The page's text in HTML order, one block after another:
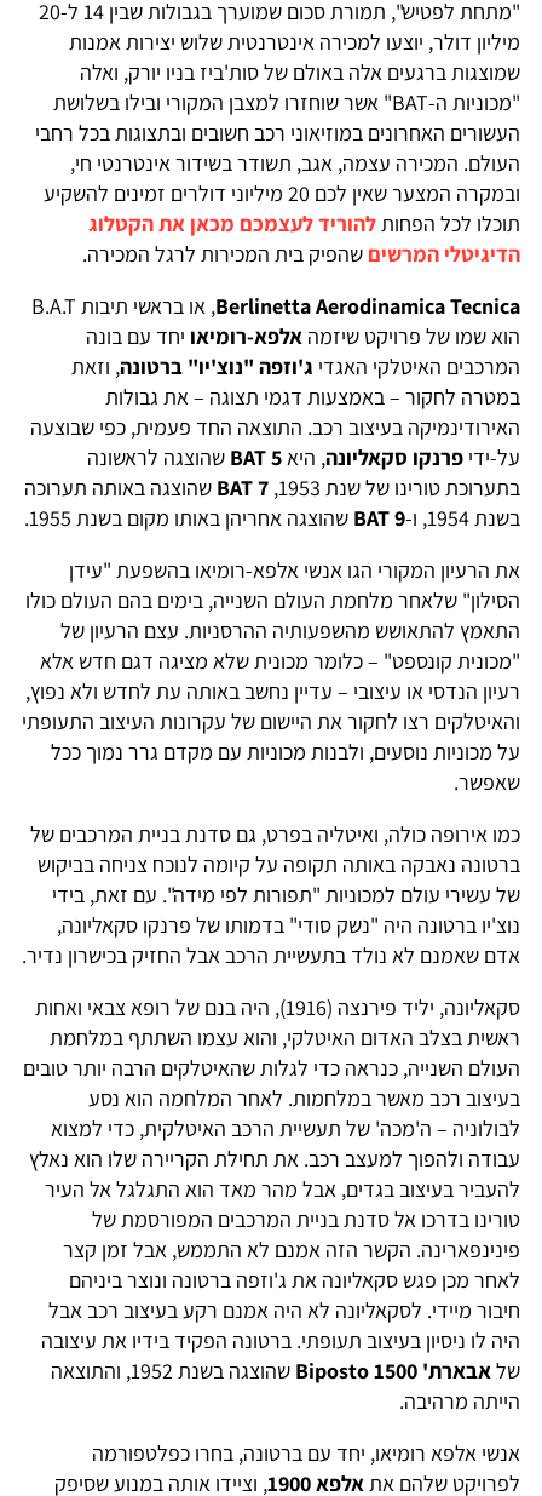
"מתחת לפטיש", תמורת סכום שמוערך בגבולות שבין 14 ל-20
מיליון דולר, יוצעו למכירה אינטרנטית שלוש יצירות אמנות
שמוצגות ברגעים אלה באולם של סות'ביז בניו יורק, ואלה
"מכוניות ה-BAT" אשר שוחזרו למצבן המקורי ובילו בשלושת
העשורים האחרונים במוזיאוני רכב חשובים ובתצוגות בכל רחבי
העולם. המכירה עצמה, אגב, תשודר בשידור אינטרנטי חי,
ובמקרה המצער שאין לכם 20 מיליוני דולרים זמינים להשקיע
תוכלו לכל הפחותלהוריד לעצמכם מכאן את הקטלוג
הדיגיטלי המרשים שהפיק בית המכירות לרגל המכירה.
Berlinetta Aerodinamica Tecnica
, או בראשי תיבות B.A.T
הוא שמו של פרויקט שיזמה אלפא-רומיאו יחד עם בונה
המרכבים האיטלקי האגדי ג'וזפה "נוצ'יו" ברטונה, וזאת
במטרה לחקור – באמצעות דגמי תצוגה – את גבולות
האירודינמיקה בעיצוב רכב. התוצאה החד פעמית, כפי שבוצעה
על-ידי פרנקו סקאליונה, היאBAT 5 שהוצגה לראשונה
בתערוכת טורינו של שנת 1953,
BAT 7 שהוצגה באותה תערוכה
בשנת 1954, ו-
BAT 9 שהוצגה אחריהן באותו מקום בשנת 1955.
את הרעיון המקורי הגו אנשי אלפא-רומיאו בהשפעת "עידן
הסילון" שלאחר מלחמת העולם השנייה, בימים בהם העולם כולו
התאמץ להתאושש מהשפעותיה ההרסניות. עצם הרעיון של
"מכונית קונספט" – כלומר מכונית שלא מציגה דגם חדש אלא
רעיון הנדסי או עיצובי – עדיין נחשב באותה עת לחדש ולא נפוץ,
והאיטלקים רצו לחקור את היישום של עקרונות העיצוב התעופתי
על מכוניות נוסעים, ולבנות מכוניות עם מקדם גרר נמוך ככל
שאפשר.
כמו אירופה כולה, ואיטליה בפרט, גם סדנת בניית המרכבים של
ברטונה נאבקה באותה תקופה על קיומה לנוכח צניחה בביקוש
של עשירי עולם למכוניות "תפורות לפי מידה". עם זאת, בידי
נוצ'יו ברטונה היה "נשק סודי" בדמותו של פרנקו סקאליונה,
אדם שאמנם לא נולד בתעשיית הרכב אבל החזיק בכישרון נדיר.
סקאליונה, יליד פירנצה (1916), היה בנם של רופא צבאי ואחות
ראשית בצלב האדום האיטלקי, והוא עצמו השתתף במלחמת
העולם השנייה, כנראה כדי לגלות שהאיטלקים הרבה יותר טובים
בעיצוב רכב מאשר במלחמות. לאחר המלחמה הוא נסע
לבולוניה – ה'מכה' של תעשיית הרכב האיטלקית, כדי למצוא
עבודה ולהפוך למעצב רכב. את תחילת הקריירה שלו הוא נאלץ
להעביר בעיצוב בגדים, אבל מהר מאד הוא התגלגל אל העיר
טורינו בדרכו אל סדנת בניית המרכבים המפורסמת של
פינינפארינה. הקשר הזה אמנם לא התממש, אבל זמן קצר
לאחר מכן פגש סקאליונה את ג'וזפה ברטונה ונוצר ביניהם
חיבור מיידי. לסקאליונה לא היה אמנם רקע בעיצוב רכב אבל
היה לו ניסיון בעיצוב תעופתי. ברטונה הפקיד בידיו את עיצובה
שלאבארת' 1500 Biposto
שהוצגה בשנת 1952, והתוצאה
הייתה מרהיבה.
אנשי אלפא רומיאו, יחד עם ברטונה, בחרו כפלטפורמה
לפרויקט שלהם אתאלפא 1900
, וציידו אותה במנוע שסיפק